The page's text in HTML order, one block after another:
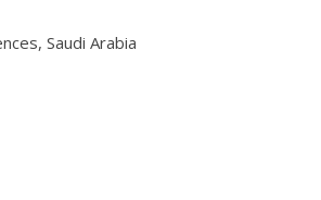
Saudi Arabia